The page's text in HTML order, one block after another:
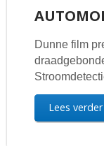
Dunne film
Lees verder